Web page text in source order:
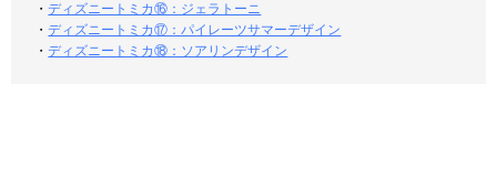
・ディズニートミカ⑯：ジェラトーニ
・ディズニートミカ⑰：パイレーツサマーデザイン
・ディズニートミカ⑱：ソアリンデザイン